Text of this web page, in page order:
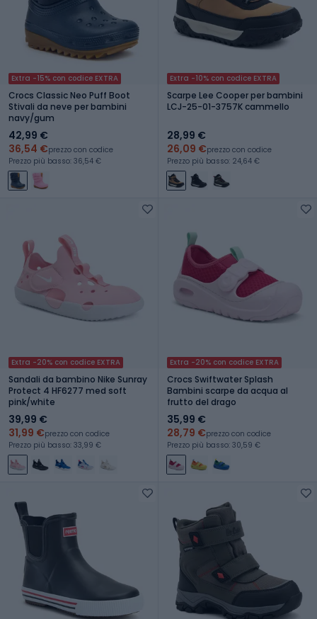
Extra -15% con codice EXTRA
Crocs Classic Neo Puff Boot
Stivali da neve per bambini
navy/gum
42,99 €
36,54 €prezzo con codice
Prezzo più basso: 36,54 €
Extra -10% con codice EXTRA
Scarpe Lee Cooper per bambini
LCJ-25-01-3757K cammello
28,99 €
26,09 €prezzo con codice
Prezzo più basso: 24,64 €
Extra -20% con codice EXTRA
Sandali da bambino Nike Sunray
Protect 4 HF6277 med soft
pink/white
39,99 €
31,99 €prezzo con codice
Prezzo più basso: 33,99 €
Extra -20% con codice EXTRA
Crocs Swiftwater Splash
Bambini scarpe da acqua al
frutto del drago
35,99 €
28,79 €prezzo con codice
Prezzo più basso: 30,59 €